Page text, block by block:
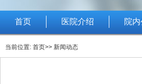
首页 医院介绍 院
当前位置: 首页>> 新闻动态